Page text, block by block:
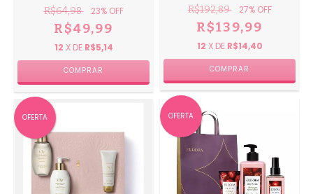
R$64,98 23% OFF
R$49,99
12 X DE R$5,14
R$192,89 27% OFF
R$139,99
12 X DE R$14,40
OFERTA OFERTA